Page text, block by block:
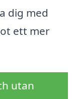
dig med
ett mer
utan